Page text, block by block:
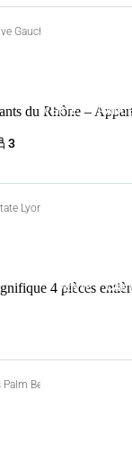
Gauche
VENTE
3
Lyon
VENTE
4 pièces
Beach